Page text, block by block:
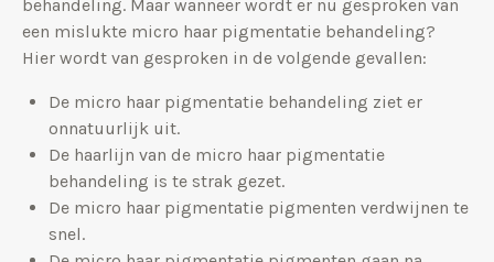
behandeling. Maar wanneer wordt er nu gesproken van
een mislukte micro haar pigmentatie behandeling?
Hier wordt van gesproken in de volgende gevallen:
De micro haar pigmentatie behandeling ziet er
onnatuurlijk uit.
De haarlijn van de micro haar pigmentatie
behandeling is te strak gezet.
De micro haar pigmentatie pigmenten verdwijnen te
snel.